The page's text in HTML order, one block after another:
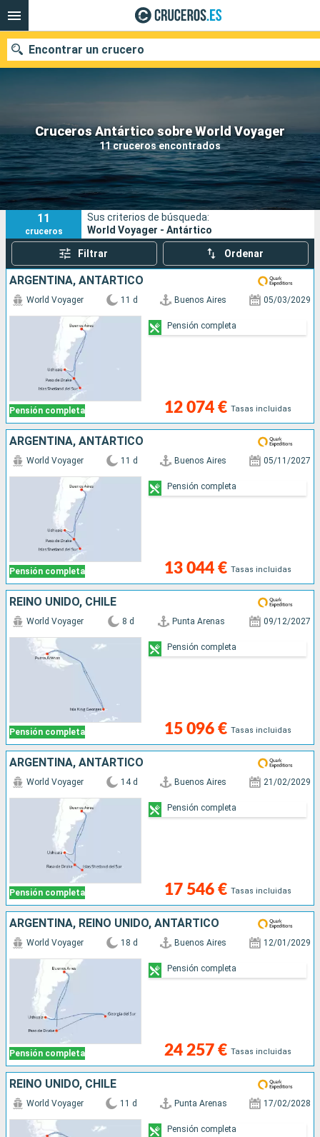
Cruceros Antártico sobre World Voyager
11 cruceros encontrados
Encontrar un crucero
Nuestros destinos
Fecha de salida
Puertos Compañías
Buscar
11
cruceros
Sus criterios de búsqueda:
World Voyager - Antártico
Filtrar Ordenar
ARGENTINA, ANTÁRTICO
Pensión completa
World Voyager 11 d Buenos Aires 05/03/2029
12 074 € Tasas incluidas
Pensión completa
ARGENTINA, ANTÁRTICO
Pensión completa
World Voyager 11 d Buenos Aires 05/11/2027
13 044 € Tasas incluidas
Pensión completa
REINO UNIDO, CHILE
Pensión completa
World Voyager 8 d Punta Arenas 09/12/2027
15 096 € Tasas incluidas
Pensión completa
ARGENTINA, ANTÁRTICO
Pensión completa
World Voyager 14 d Buenos Aires 21/02/2029
17 546 € Tasas incluidas
Pensión completa
ARGENTINA, REINO UNIDO, ANTÁRTICO
Pensión completa
World Voyager 18 d Buenos Aires 12/01/2029
24 257 € Tasas incluidas
Pensión completa
REINO UNIDO, CHILE
World Voyager 11 d Punta Arenas 17/02/2028
Pensión completa